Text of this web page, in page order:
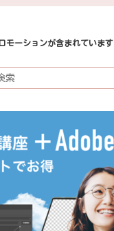
モーションが含まれています